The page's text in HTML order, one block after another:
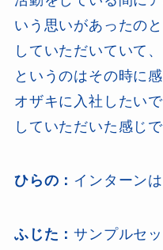
いう思いがあったの
していただいていて
というのはその時に
オザキに入社したい
していただいた感じで
ひらの： インターン
ふじた：サンプルセ